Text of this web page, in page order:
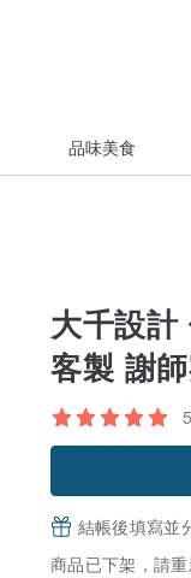
品味美食
大千設
客製 謝
結帳後填寫並
商品已下架，請